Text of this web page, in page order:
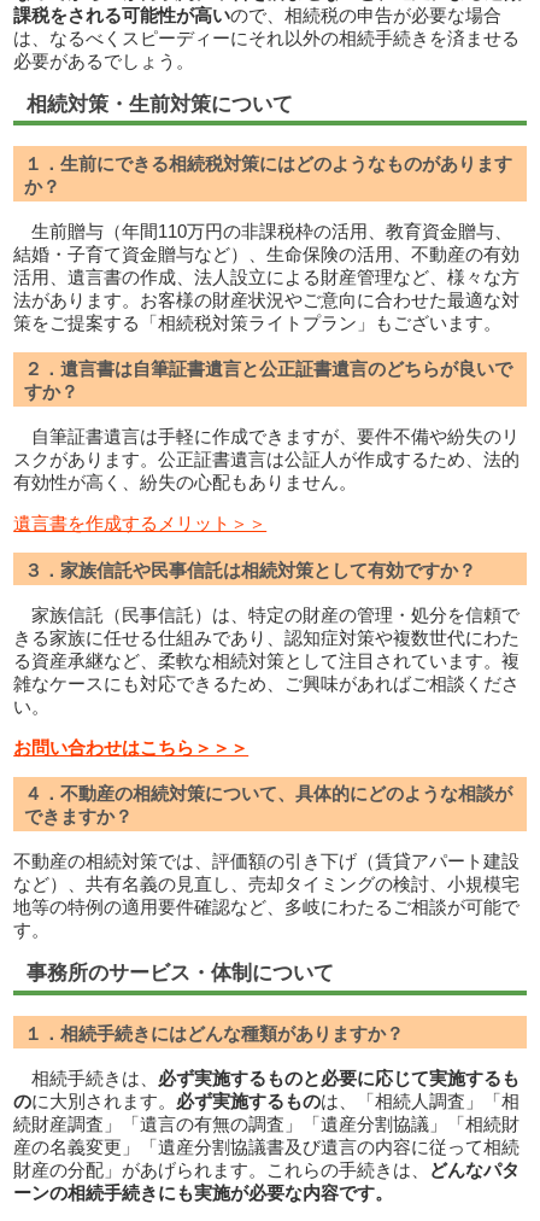
課税をされる可能性が高いので、相続税の申告が必要な場合
は、なるべくスピーディーにそれ以外の相続手続きを済ませる
必要があるでしょう。
相続対策・生前対策について
１．生前にできる相続税対策にはどのようなものがあります
か？
生前贈与（年間110万円の非課税枠の活用、教育資金贈与、
結婚・子育て資金贈与など）、生命保険の活用、不動産の有効
活用、遺言書の作成、法人設立による財産管理など、様々な方
法があります。お客様の財産状況やご意向に合わせた最適な対
策をご提案する「相続税対策ライトプラン」もございます。
２．遺言書は自筆証書遺言と公正証書遺言のどちらが良いで
すか？
自筆証書遺言は手軽に作成できますが、要件不備や紛失のリ
スクがあります。公正証書遺言は公証人が作成するため、法的
有効性が高く、紛失の心配もありません。
遺言書を作成するメリット＞＞
３．家族信託や民事信託は相続対策として有効ですか？
家族信託（民事信託）は、特定の財産の管理・処分を信頼で
きる家族に任せる仕組みであり、認知症対策や複数世代にわた
る資産承継など、柔軟な相続対策として注目されています。複
雑なケースにも対応できるため、ご興味があればご相談くださ
い。
お問い合わせはこちら＞＞＞
４．不動産の相続対策について、具体的にどのような相談が
できますか？
不動産の相続対策では、評価額の引き下げ（賃貸アパート建設
など）、共有名義の見直し、売却タイミングの検討、小規模宅
地等の特例の適用要件確認など、多岐にわたるご相談が可能で
す。
事務所のサービス・体制について
１．相続手続きにはどんな種類がありますか？
相続手続きは、 必ず実施するものと必要に応じて実施するも
のに大別されます。 必ず実施するものは、「相続人調査」「相
続財産調査」「遺言の有無の調査」「遺産分割協議」「相続財
産の名義変更」「遺産分割協議書及び遺言の内容に従って相続
財産の分配」があげられます。これらの手続きは、
どんなパタ
ーンの相続手続きにも実施が必要な内容です。